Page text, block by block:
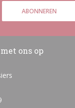
ABONNEREN
ons op